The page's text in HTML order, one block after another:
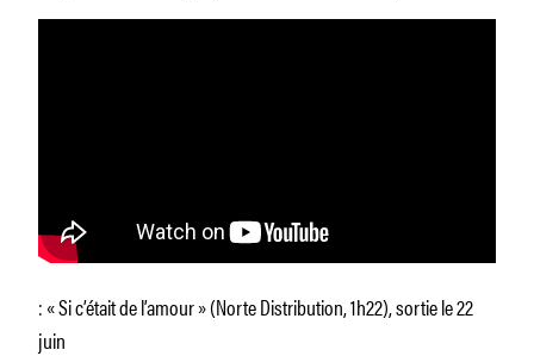
: « Si c’était de l’amour » (Norte Distribution, 1h22), sortie le 22
juin